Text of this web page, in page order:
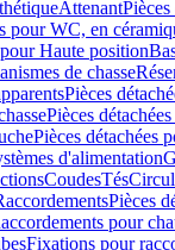
Attenant
pour WC, en
Haute position
de chasse
Pièces
Pièces
Pièces détachées
d'alimentation
CoudesTés
Pièces
pour
Fixations pour